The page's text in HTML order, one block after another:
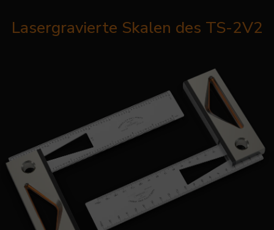
Lasergravierte Skalen des TS-2V2